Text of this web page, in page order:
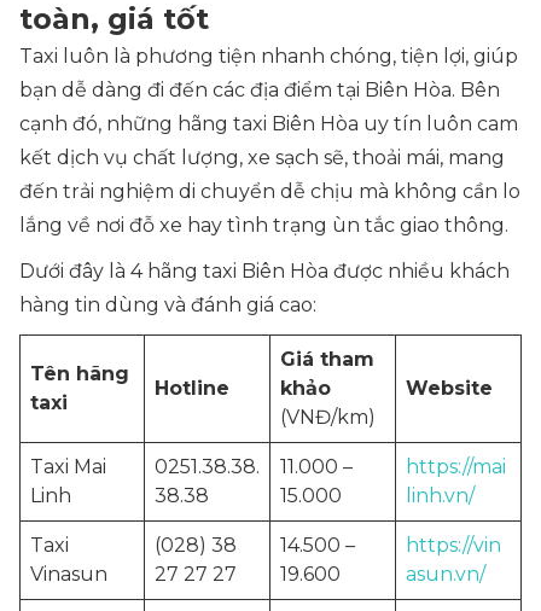
toàn, giá tốt
Taxi luôn là phương tiện nhanh chóng, tiện lợi, giúp
bạn dễ dàng đi đến các địa điểm tại Biên Hòa. Bên
cạnh đó, những hãng taxi Biên Hòa uy tín luôn cam
kết dịch vụ chất lượng, xe sạch sẽ, thoải mái, mang
đến trải nghiệm di chuyển dễ chịu mà không cần lo
lắng về nơi đỗ xe hay tình trạng ùn tắc giao thông.
Dưới đây là 4 hãng taxi Biên Hòa được nhiều khách
hàng tin dùng và đánh giá cao:
Tên hãng
taxi
Hotline
Giá tham
khảo
(VNĐ/km)
Website
Taxi Mai
Linh
0251.38.38.
38.38
11.000 –
15.000
https://mai
linh.vn/
Taxi
Vinasun
(028) 38
27 27 27
14.500 –
19.600
https://vin
asun.vn/